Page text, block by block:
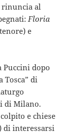
rinuncia al
Floria
e
Puccini dopo
Tosca” di
di Milano.
e chiese
di interessarsi